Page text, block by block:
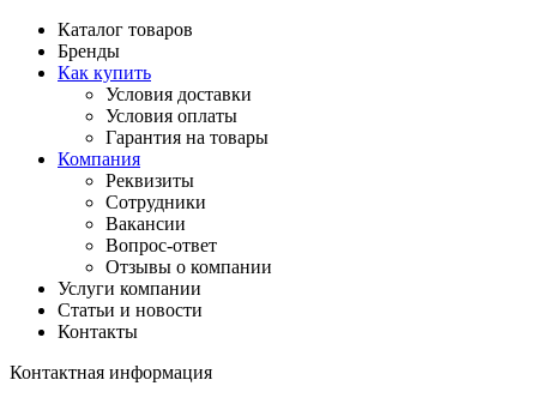
Каталог товаров
Бренды
Как купить
Условия доставки
Условия оплаты
Гарантия на товары
Компания
Реквизиты
Сотрудники
Вакансии
Вопрос-ответ
Отзывы о компании
Услуги компании
Статьи и новости
Контакты
Контактная информация